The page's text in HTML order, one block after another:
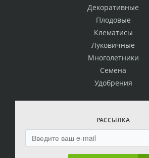
Декоративные
Плодовые
Клематисы
Луковичные
Многолетники
Семена
Удобрения
РАССЫЛКА